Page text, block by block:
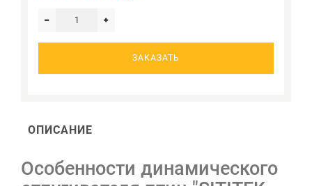
ЗАКАЗАТЬ
ОПИСАНИЕ
Особенности динамического